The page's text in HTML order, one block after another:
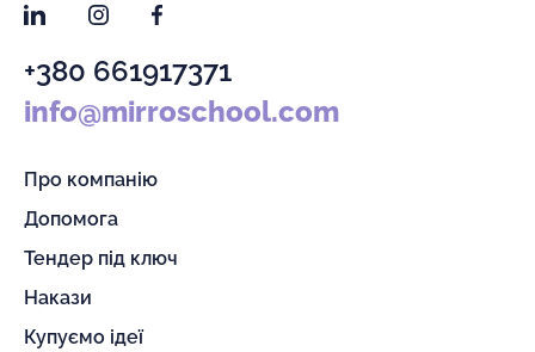
LinkedInInstagramFacebook
+380 661917371
info@mirroschool.com
Про компанію
Допомога
Тендер під ключ
Накази
Купуємо ідеї